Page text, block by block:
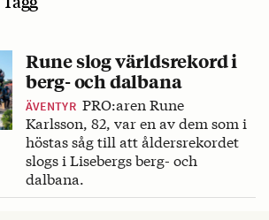
Rune slog världsrekord i
berg- och dalbana
ÄVENTYR PRO:aren Rune
Karlsson, 82, var en av dem som i
höstas såg till att åldersrekordet
slogs i Lisebergs berg- och
dalbana.